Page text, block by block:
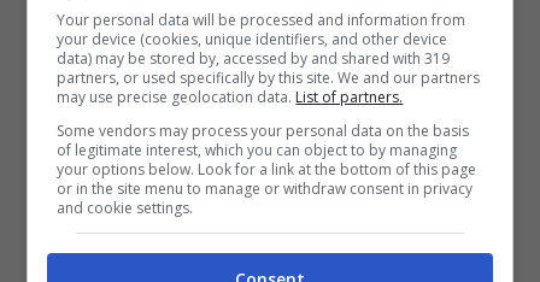
europei. Voglio esprimere solidarietà alla
popolazione ucraina e al presidente
Zelensky. Il ritorno della guerra non può
essere ammessa, l’operazione è a lungo
premeditata. Ho la sensazione di essere
Your personal data will be processed and information from
your device (cookies, unique identifiers, and other device
data) may be stored by, accessed by and shared with 319
partners, or used specifically by this site. We and our partners
may use precise geolocation data. List of partners.
Some vendors may process your personal data on the basis
of legitimate interest, which you can object to by managing
your options below. Look for a link at the bottom of this page
or in the site menu to manage or withdraw consent in privacy
and cookie settings.